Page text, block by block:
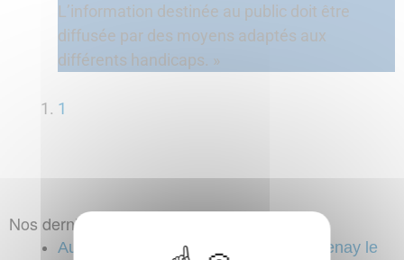
L’information destinée au public doit être
diffusée par des moyens adaptés aux
différents handicaps. »
1
Nos dernières actualités
Auracast au Théâtre-Cinéma de Fontenay le